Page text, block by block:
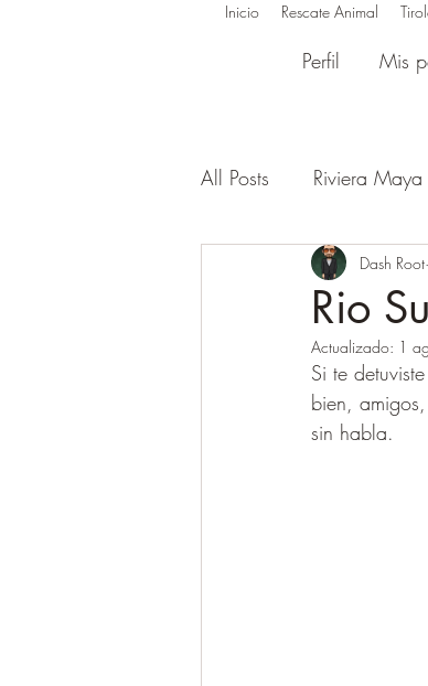
Inicio Rescate Animal
Perfil Mis
All Posts Riviera Maya
Rio
Dash Root
Actualizado: 1
Si te
bien,
sin habla.